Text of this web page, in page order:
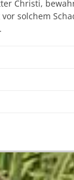
Christi,
solchem